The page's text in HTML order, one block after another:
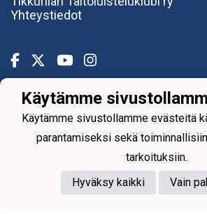
Yhteystiedot
Powered by
Käytämme
Käytämme sivustollamme evästeitä
parantamiseksi sekä
tarkoituksiin.
Hyväksy kaikki
Vain